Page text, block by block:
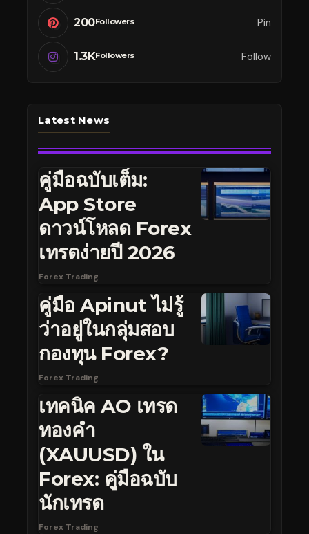
200Followers Pin
1.3KFollowers Follow
Latest News
คู่มือฉบับเต็ม:
App Store
ดาวน์โหลด Forex
เทรดง่ายปี 2026
Forex Trading
คู่มือ Apinut ไม่รู้
ว่าอยู่ในกลุ่มสอบ
กองทุน Forex?
Forex Trading
เทคนิค AO เทรด
ทองคำ
(XAUUSD) ใน
Forex: คู่มือฉบับ
นักเทรด
Forex Trading